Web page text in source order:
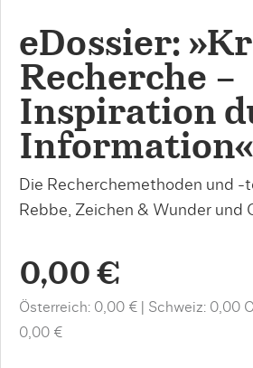
eDossier:
Recherche –
Inspiration
Information«
Die Recherchemethoden und -
Rebbe, Zeichen & Wunder und
0,00 €
Österreich: 0,00 € Schweiz: 0,00
0,00 €